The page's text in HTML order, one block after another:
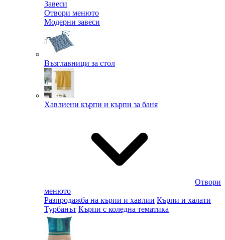
Завеси
Отвори менюто
Модерни завеси
Възглавници за стол
Хавлиени кърпи и кърпи за баня
Отвори
менюто
Разпродажба на кърпи и хавлии Кърпи и халати
Турбанът Кърпи с коледна тематика